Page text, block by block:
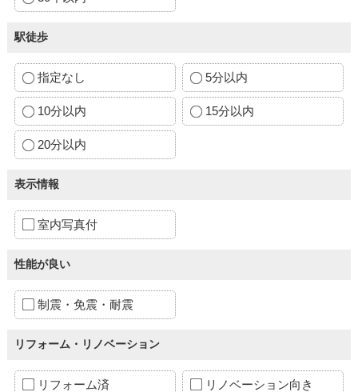
駅徒歩
指定なし 5分以内
10分以内 15分以内
20分以内
表示情報
室内写真付
性能が良い
制震・免震・耐震
リフォーム・リノベーション
リフォーム済 リノベーション向き